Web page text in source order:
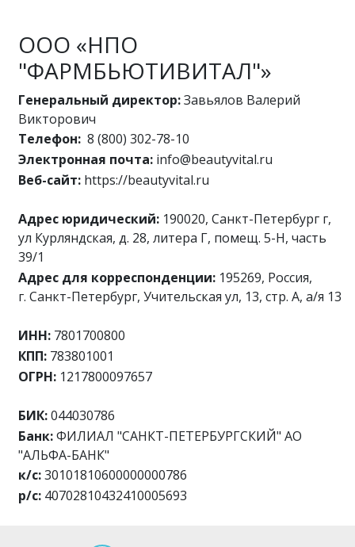
ООО «НПО
"ФАРМБЬЮТИВИТАЛ"»
Генеральный директор:Завьялов Валерий
Викторович
Телефон: 8 (800) 302-78-10
Электронная почта: info@beautyvital.ru
Веб-сайт: https://beautyvital.ru
Адрес юридический: 190020, Санкт-Петербург г,
ул Курляндская, д. 28, литера Г, помещ. 5-Н, часть
39/1
Адрес для корреспонденции: 195269, Россия,
г. Санкт-Петербург, Учительская ул, 13, стр. А, а/я 13
ИНН: 7801700800
КПП: 783801001
ОГРН: 1217800097657
БИК:044030786
Банк:ФИЛИАЛ "САНКТ-ПЕТЕРБУРГСКИЙ" АО
"АЛЬФА-БАНК"
к/с:30101810600000000786
р/с: 40702810432410005693